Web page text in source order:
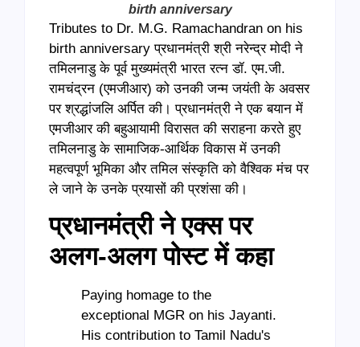
birth anniversary
Tributes to Dr. M.G. Ramachandran on his
birth anniversary प्रधानमंत्री श्री नरेन्‍द्र मोदी ने
तमिलनाडु के पूर्व मुख्यमंत्री भारत रत्न डॉ. एम.जी.
रामचंद्रन (एमजीआर) को उनकी जन्‍म जयंती के अवसर
पर श्रद्धांजलि अर्पित की। प्रधानमंत्री ने एक बयान में
एमजीआर की बहुआयामी विरासत की सराहना करते हुए
तमिलनाडु के सामाजिक-आर्थिक विकास में उनकी
महत्वपूर्ण भूमिका और तमिल संस्कृति को वैश्विक मंच पर
ले जाने के उनके प्रयासों की प्रशंसा की।
प्रधानमंत्री ने एक्‍स पर
अलग-अलग पोस्ट में कहा
Paying homage to the
exceptional MGR on his Jayanti.
His contribution to Tamil Nadu's